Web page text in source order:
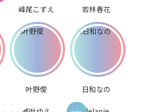
峰尾こずえ 若林春花
叶野僾 日和なの